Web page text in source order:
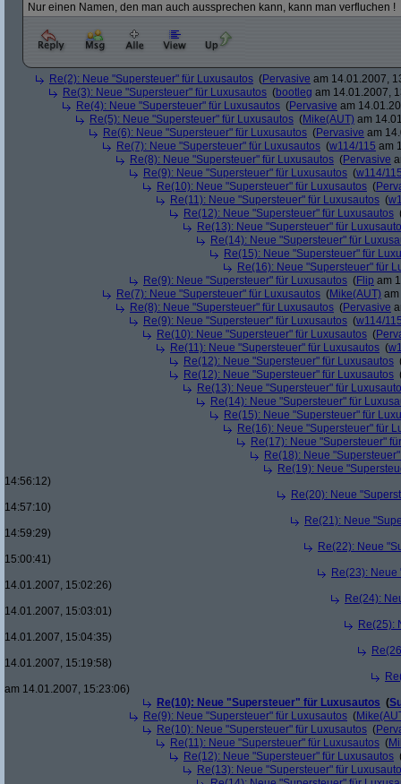
Nur einen Namen, den man auch aussprechen kann, kann man verfluchen !
Re(2): Neue "Supersteuer" für Luxusautos (Pervasive am 14.01.2007,
Re(3): Neue "Supersteuer" für Luxusautos (bootleg am 14.01.2007,
Re(4): Neue "Supersteuer" für Luxusautos (Pervasive am
Re(5): Neue "Supersteuer" für Luxusautos (Mike(AUT) am
Re(6): Neue "Supersteuer" für Luxusautos (Pervasive am
Re(7): Neue "Supersteuer" für Luxusautos (w114/115 am
Re(8): Neue "Supersteuer" für Luxusautos (Pervasive
Re(9): Neue "Supersteuer" für Luxusautos (w114/
Re(10): Neue "Supersteuer" für Luxusautos (
Re(11): Neue "Supersteuer" für Luxusautos (
Re(12): Neue "Supersteuer" für Luxusautos
Re(13): Neue "Supersteuer" für
Re(14): Neue "Supersteuer" für
Re(15): Neue "Supersteuer" für
Re(16): Neue "Supersteuer" für
Re(9): Neue "Supersteuer" für Luxusautos (Flip am
Re(7): Neue "Supersteuer" für Luxusautos (Mike(AUT)
Re(8): Neue "Supersteuer" für Luxusautos (Pervasive
Re(9): Neue "Supersteuer" für Luxusautos (w114/
Re(10): Neue "Supersteuer" für Luxusautos (
Re(11): Neue "Supersteuer" für Luxusautos (
Re(12): Neue "Supersteuer" für Luxusautos
Re(12): Neue "Supersteuer" für Luxusautos
Re(13): Neue "Supersteuer" für
Re(14): Neue "Supersteuer" für
Re(15): Neue "Supersteuer" für
Re(16): Neue "Supersteuer" für
Re(17): Neue "Supersteuer"
Re(18): Neue
Re(19): Neue
14:56:12)
Re(20): Neue
14:57:10)
Re(21): Neue
14:59:29)
Re(22): Neue
15:00:41)
Re(23):
14.01.2007, 15:02:26)
Re(24):
14.01.2007, 15:03:01)
Re(25):
14.01.2007, 15:04:35)
14.01.2007, 15:19:58)
am 14.01.2007, 15:23:06)
Re(10): Neue "Supersteuer" für Luxusautos (
Re(9): Neue "Supersteuer" für Luxusautos (
Re(10): Neue "Supersteuer" für Luxusautos (
Re(11): Neue "Supersteuer" für Luxusautos (
Re(12): Neue "Supersteuer" für Luxusautos
Re(13): Neue "Supersteuer" für